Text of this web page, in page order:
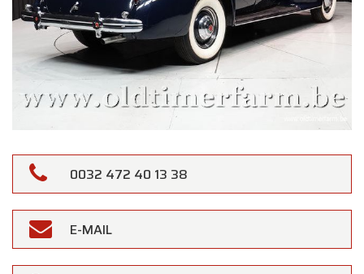
0032 472 40 13 38
E-MAIL